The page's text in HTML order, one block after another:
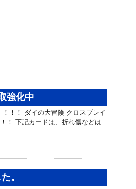
強化中
！！ ダイの大冒険 クロスブレイ
！ 下記カードは、折れ傷などは
。